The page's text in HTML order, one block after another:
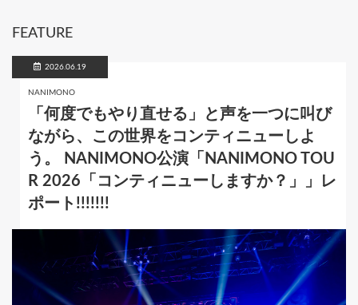
FEATURE
2026.06.19
NANIMONO
「何度でもやり直せる」と声を一つに叫び
ながら、この世界をコンティニューしよ
う。 NANIMONO公演「NANIMONO TOU
R 2026「コンティニューしますか？」」レ
ポート!!!!!!!